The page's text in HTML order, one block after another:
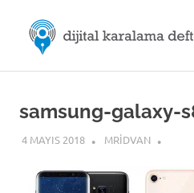
content
samsung-galaxy-
4 MAYIS 2018 MRIDVAN